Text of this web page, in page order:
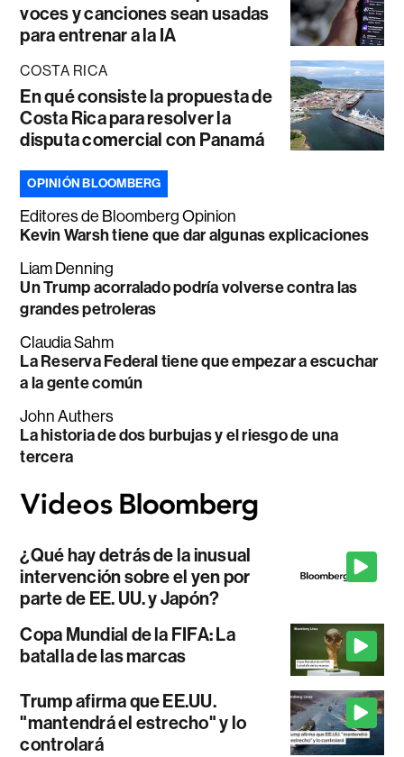
voces y canciones sean usadas
para entrenar a la IA
COSTA RICA
En qué consiste la propuesta de
Costa Rica para resolver la
disputa comercial con Panamá
OPINIÓN BLOOMBERG
Editores de Bloomberg Opinion
Kevin Warsh tiene que dar algunas explicaciones
Liam Denning
Un Trump acorralado podría volverse contra las
grandes petroleras
Claudia Sahm
La Reserva Federal tiene que empezar a escuchar
a la gente común
John Authers
La historia de dos burbujas y el riesgo de una
tercera
¿Qué hay detrás de la inusual
intervención sobre el yen por
parte de EE. UU. y Japón?
Copa Mundial de la FIFA: La
batalla de las marcas
Trump afirma que EE.UU.
"mantendrá el estrecho" y lo
controlará